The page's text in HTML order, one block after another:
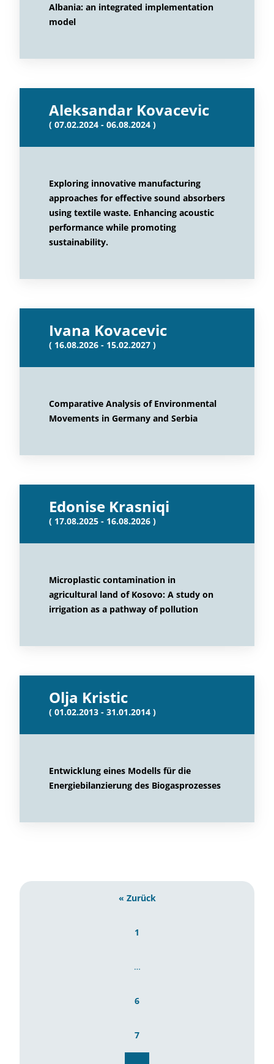
Albania: an integrated implementation
model
Aleksandar Kovacevic
( 07.02.2024 - 06.08.2024 )
Exploring innovative manufacturing
approaches for effective sound absorbers
using textile waste. Enhancing acoustic
performance while promoting
sustainability.
Ivana Kovacevic
( 16.08.2026 - 15.02.2027 )
Comparative Analysis of Environmental
Movements in Germany and Serbia
Edonise Krasniqi
( 17.08.2025 - 16.08.2026 )
Microplastic contamination in
agricultural land of Kosovo: A study on
irrigation as a pathway of pollution
Olja Kristic
( 01.02.2013 - 31.01.2014 )
Entwicklung eines Modells für die
Energiebilanzierung des Biogasprozesses
« Zurück
1
…
6
7